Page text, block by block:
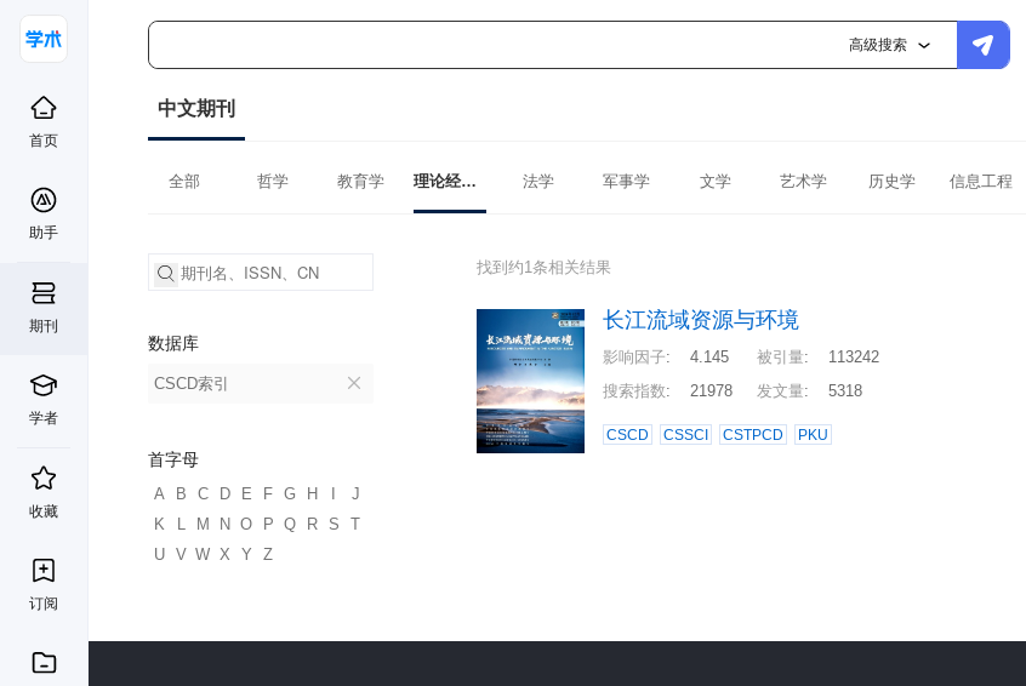
高级搜索
首页
助手
期刊
学者
收藏
订阅
中文期刊
全部 哲学 教育学 理论经济学 法学 军事学 文学 艺术学 历史学 信息工程
数据库
CSCD索引
首字母
A B C D E F G H
J
K
L M N O P Q R S
T
U
V W X Y Z
找到约1条相关结果
长江流域资源与环境
影响因子: 4.145 被引量:
113242
搜索指数: 21978 发文量: 5318
CSCD CSSCI CSTPCD PKU